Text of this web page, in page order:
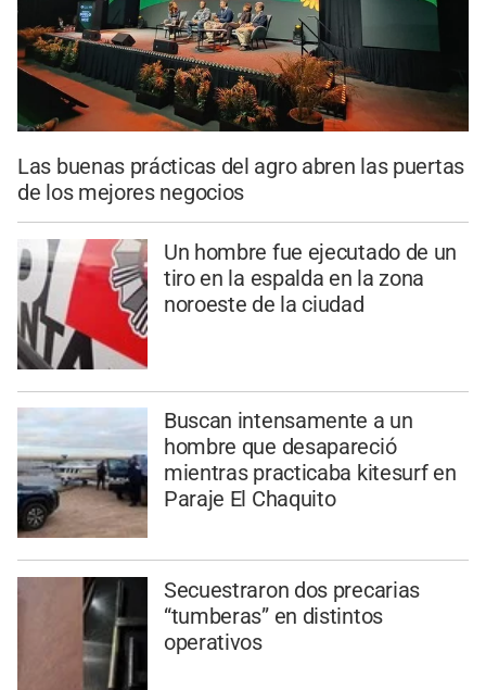
Las buenas prácticas del agro abren las puertas
de los mejores negocios
Un hombre fue ejecutado de un
tiro en la espalda en la zona
noroeste de la ciudad
Buscan intensamente a un
hombre que desapareció
mientras practicaba kitesurf en
Paraje El Chaquito
Secuestraron dos precarias
“tumberas” en distintos
operativos